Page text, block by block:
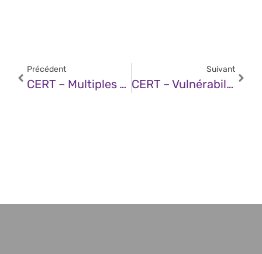
Précédent
CERT – Multiples Vulnérabilités Dans Les Produits Mozilla (02 Avril 2025)
Suivant
CERT – Vulnérabilité Dans Les Produits VMware (02 Avril 2025)